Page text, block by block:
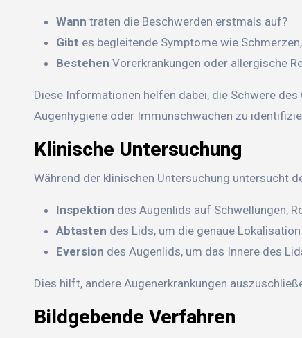
Wann traten die Beschwerden erstmals auf?
Gibt es begleitende Symptome wie
Bestehen Vorerkrankungen oder allergische
Diese Informationen helfen dabei, die Schwere
Augenhygiene oder Immunschwächen zu
Klinische Untersuchung
Während der klinischen Untersuchung untersucht
Inspektion des Augenlids auf Schwellungen,
Abtasten des Lids, um die genaue
Eversion des Augenlids, um das Innere des
Dies hilft, andere Augenerkrankungen
Bildgebende Verfahren